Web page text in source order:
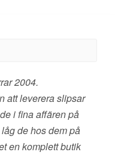
2004.
att leverera slipsar
i fina affären på
de hos dem på
en komplett butik